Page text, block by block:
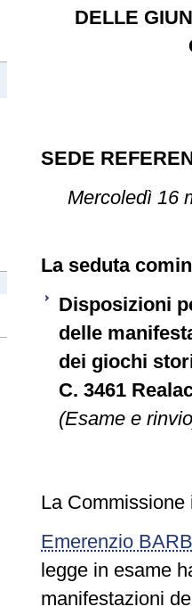
DELLE
SEDE
Mercoledì 16
La seduta
Disposizioni
delle
dei giochi
C. 3461
(Esame e
La
Emerenzio
legge in esame
manifestazioni